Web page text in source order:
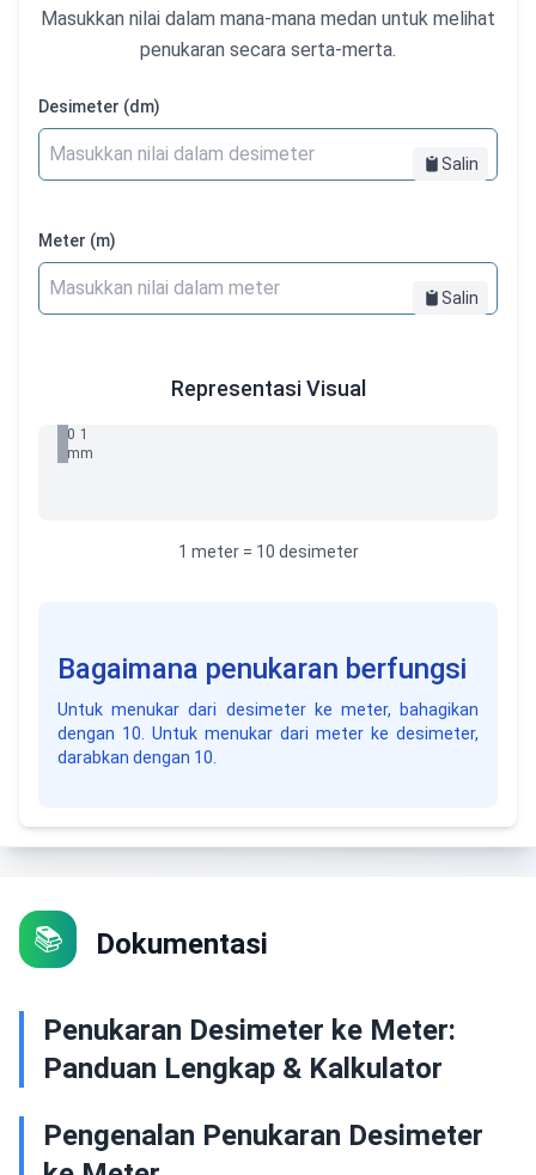
Masukkan nilai dalam mana-mana medan untuk melihat
penukaran secara serta-merta.
Desimeter (dm)
Salin
Meter (m)
Salin
Representasi Visual
0
m
1
m
1 meter = 10 desimeter
Bagaimana penukaran berfungsi
Untuk menukar dari desimeter ke meter, bahagikan
dengan 10. Untuk menukar dari meter ke desimeter,
darabkan dengan 10.
📚 Dokumentasi
Penukaran Desimeter ke Meter:
Panduan Lengkap & Kalkulator
Pengenalan Penukaran Desimeter